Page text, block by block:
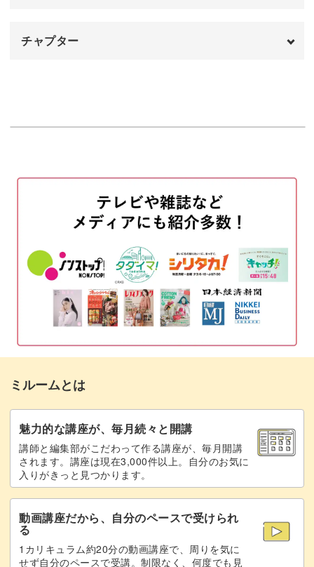
に仕上げましたが、
組み合わせるカラーによって、がらりとイメージが変わり
ブルー×ホワイトで涼しげに、ピンク×ホワイトで可愛く、
3色、4色とたくさんのカラーでモザイク模様を作っても素
お花のキューブの数を増やして華やかにしたり、
お花以外の不燃性のアイテムを入れても◎
も変化が楽しめます。
ぜひこの機会にキューブキャンドルの作り方をマスターし
て、
オリジナルキャンドル作りの幅を広げましょう♪
チャプター
ワックスを溶かして着色しモールドに流し
2回目のワックスを着色し流し入れる 05:32
3回目のワックスを溶かして流し入れ、お花
を入れる
08:12
型から外し形を整える
瓶にワックスを詰める
芯を座金にセットし固定する 28:23
カットしたジェルワックスを詰める 29:28
溶かしたジェルワックスを注ぐ 31:08
芯をカットしてデコレーションして完成♪ 33:03
まとめ
ミルームとは
魅力的な講座が、毎月続々と開講
講師と編集部がこだわって作る講座が、毎月開講
されます。講座は現在3,000件以上。自分のお気に
入りがきっと見つかります。
動画講座だから、自分のペースで受けられ
る
1カリキュラム約20分の動画講座で、周りを気に
せず自分のペースで受講。制限なく、何度でも見